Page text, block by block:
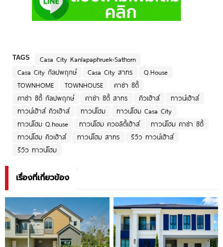
TAGS
Casa City Kanlapaphruek-Sathorn
Casa City กัลปพฤกษ์
Casa City สาทร
Q.House
TOWNHOME
TOWNHOUSE
คาซ่า ซิตี้
คาซ่า ซิตี้ กัลปพฤกษ์
คาซ่า ซิตี้ สาทร คิวเฮ้าส์
ทาวน์เฮ้าส์
ทาวน์เฮ้าส์ คิวเฮ้าส์
ทาวน์โฮม
ทาวน์โฮม Casa City
ทาวน์โฮม Q.house
ทาวน์โฮม ควอลิตี้เฮ้าส์
ทาวน์โฮม คาซ่า ซิตี้
ทาวน์โฮม คิวเฮ้าส์
ทาวน์โฮม สาทร
รีวิว ทาวน์เฮ้าส์
รีวิว ทาวน์โฮม
เรื่องที่เกี่ยวข้อง